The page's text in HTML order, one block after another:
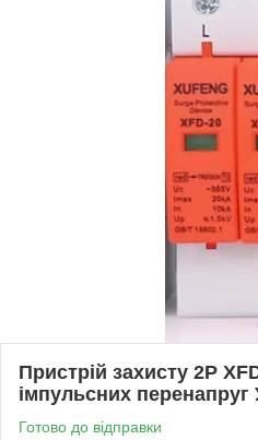
Пристрій захисту 2P
імпульсних перенапруг
Готово до відправки